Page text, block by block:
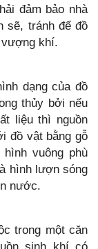
đảm bảo nhà
sẽ, tránh để đồ
khí.
dạng của đồ
thủy bởi nếu
liệu thì nguồn
đồ vật bằng gỗ
vuông phù
hình lượn sóng
nước.
trong một căn